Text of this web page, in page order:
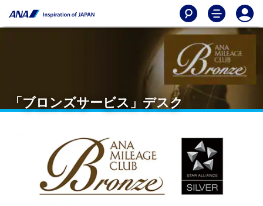
「ブロンズサービス」デスク